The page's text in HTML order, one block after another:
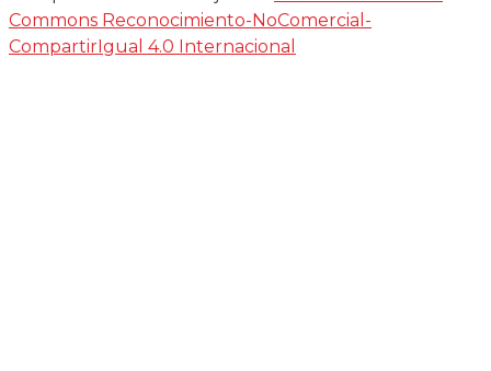
Commons Reconocimiento-NoComercial-
CompartirIgual 4.0 Internacional